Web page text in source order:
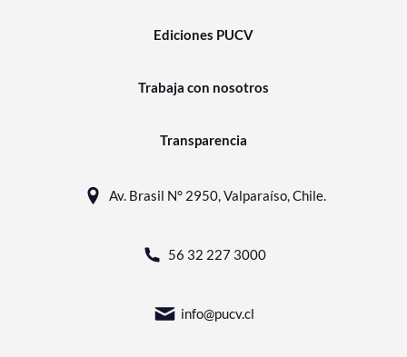
Ediciones PUCV
Trabaja con nosotros
Transparencia
Av. Brasil N° 2950, Valparaíso, Chile.
56 32 227 3000
info@pucv.cl